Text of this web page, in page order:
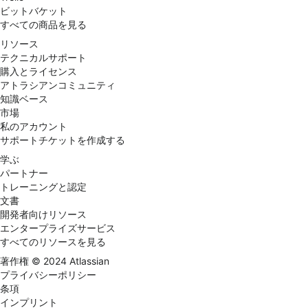
ビットバケット
すべての商品を見る
リソース
テクニカルサポート
購入とライセンス
アトラシアンコミュニティ
知識ベース
市場
私のアカウント
サポートチケットを作成する
学ぶ
パートナー
トレーニングと認定
文書
開発者向けリソース
エンタープライズサービス
すべてのリソースを見る
著作権 © 2024 Atlassian
プライバシーポリシー
条項
インプリント